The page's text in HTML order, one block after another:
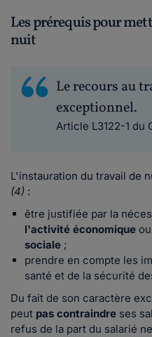
Les prérequis pour
nuit
Le recours au
exceptionnel.
Article L3122-1 du
L'instauration du travail de
(4) :
être justifiée par la
l'activité économique
sociale ;
prendre en compte les
santé et de la sécurité
Du fait de son caractère
peut pas contraindre ses
refus de la part du salarié